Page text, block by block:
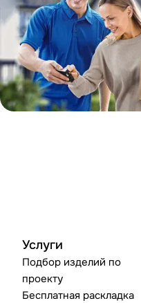
Услуги
Подбор изделий по
проекту
Бесплатная раскладка